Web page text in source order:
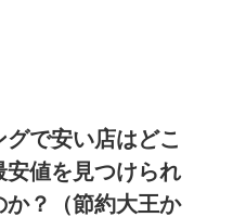
で安い店はどこ
値を見つけられ
か？（節約大王か